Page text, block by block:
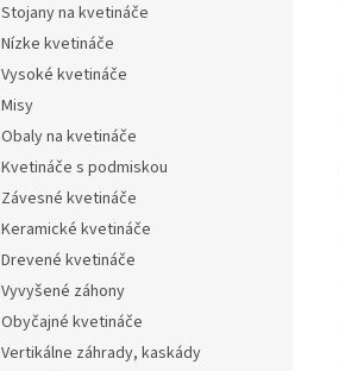
Stojany na kvetináče
Nízke kvetináče
Vysoké kvetináče
Misy
Obaly na kvetináče
Kvetináče s podmiskou
Závesné kvetináče
Keramické kvetináče
Drevené kvetináče
Vyvyšené záhony
Obyčajné kvetináče
Vertikálne záhrady, kaskády